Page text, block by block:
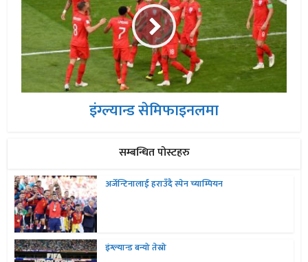
इंग्ल्यान्ड सेमिफाइनलमा
सम्बन्धित पोस्टहरु
अर्जेन्टिनालाई हराउँदै स्पेन च्याम्पियन
इंग्ल्यान्ड बन्यो तेस्रो